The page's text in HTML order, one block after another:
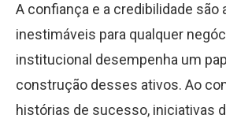
A confiança e a credibilidade são
inestimáveis para qualquer
institucional desempenha um
construção desses ativos. Ao
histórias de sucesso, iniciativas